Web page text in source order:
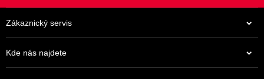
Zákaznický servis
Kde nás najdete